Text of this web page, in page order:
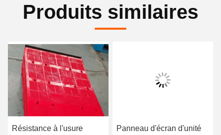
Produits similaires
Résistance à l'usure
Panneau d'écran d'unité